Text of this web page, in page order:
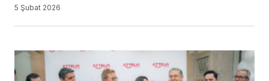
5 Şubat 2026